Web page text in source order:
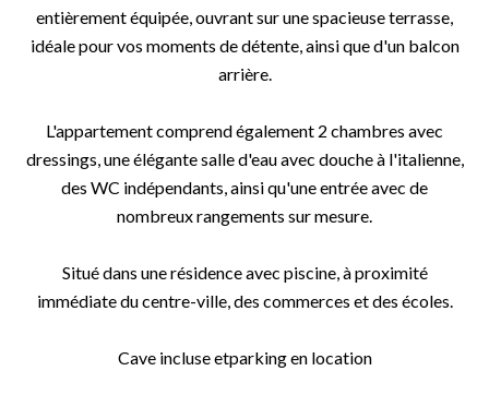
entièrement équipée, ouvrant sur une spacieuse terrasse,
idéale pour vos moments de détente, ainsi que d'un balcon
arrière.
L'appartement comprend également 2 chambres avec
dressings, une élégante salle d'eau avec douche à l'italienne,
des WC indépendants, ainsi qu'une entrée avec de
nombreux rangements sur mesure.
Situé dans une résidence avec piscine, à proximité
immédiate du centre-ville, des commerces et des écoles.
Cave incluse etparking en location